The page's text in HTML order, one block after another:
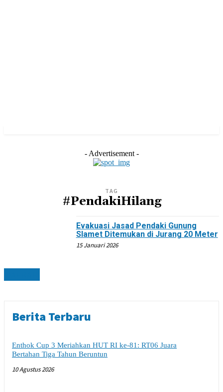
- Advertisement -
TAG
#PendakiHilang
Evakuasi Jasad Pendaki Gunung
Slamet Ditemukan di Jurang 20 Meter
15 Januari 2026
Berita Terbaru
Enthok Cup 3 Meriahkan HUT RI ke-81: RT06 Juara
Bertahan Tiga Tahun Beruntun
10 Agustus 2026